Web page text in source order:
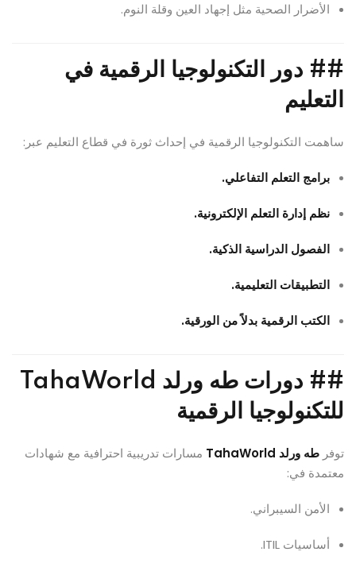
الأضرار الصحية مثل إجهاد العين وقلة النوم.
## دور التكنولوجيا الرقمية في
التعليم
ساهمت التكنولوجيا الرقمية في إحداث ثورة في قطاع التعليم عبر:
برامج التعلم التفاعلي.
نظم إدارة التعلم الإلكترونية.
الفصول الدراسية الذكية.
التطبيقات التعليمية.
الكتب الرقمية بدلاً من الورقية.
##
دورات طه ورلد TahaWorld
للتكنولوجيا الرقمية
توفر طه ورلد TahaWorld
مسارات تدريبية احترافية مع شهادات
معتمدة في:
الأمن السيبراني.
أساسيات ITIL.